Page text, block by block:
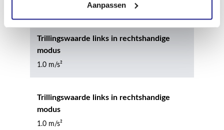
Aanpassen
Trillingswaarde links in rechtshandige
modus
1.0 m/s²
Trillingswaarde links in rechtshandige
modus
1.0 m/s²